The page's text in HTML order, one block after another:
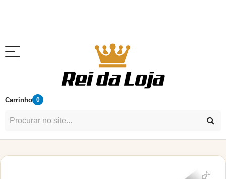
Carrinho 0